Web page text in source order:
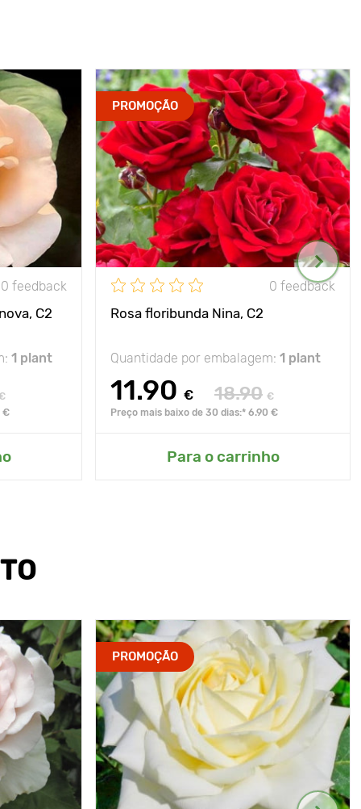
0 feedback
C2
1 plant
€
PROMOÇÃO
0 feedback
Rosa floribunda Nina, C2
Quantidade por embalagem: 1 plant
11.90 € 18.90 €
Preço mais baixo de 30 dias:* 6.90 €
Para o carrinho
PROMOÇÃO